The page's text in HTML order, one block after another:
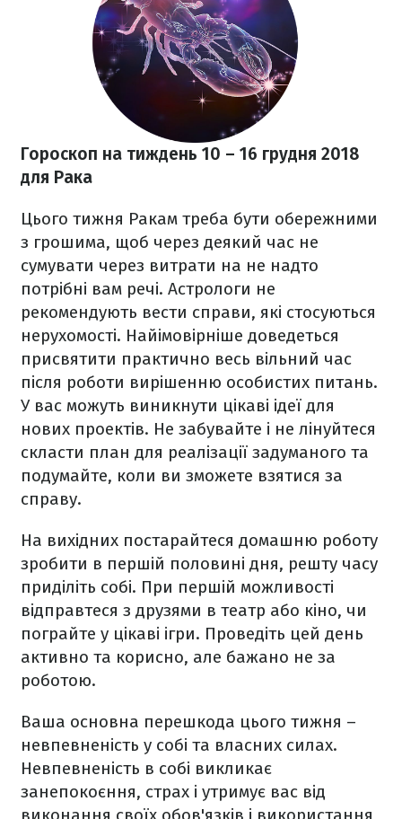
Гороскоп на тиждень 10 – 16 грудня 2018
для Рака
Цього тижня Ракам треба бути обережними
з грошима, щоб через деякий час не
сумувати через витрати на не надто
потрібні вам речі. Астрологи не
рекомендують вести справи, які стосуються
нерухомості. Найімовірніше доведеться
присвятити практично весь вільний час
після роботи вирішенню особистих питань.
У вас можуть виникнути цікаві ідеї для
нових проектів. Не забувайте і не лінуйтеся
скласти план для реалізації задуманого та
подумайте, коли ви зможете взятися за
справу.
На вихідних постарайтеся домашню роботу
зробити в першій половині дня, решту часу
приділіть собі. При першій можливості
відправтеся з друзями в театр або кіно, чи
пограйте у цікаві ігри. Проведіть цей день
активно та корисно, але бажано не за
роботою.
Ваша основна перешкода цього тижня –
невпевненість у собі та власних силах.
Невпевненість в собі викликає
занепокоєння, страх і утримує вас від